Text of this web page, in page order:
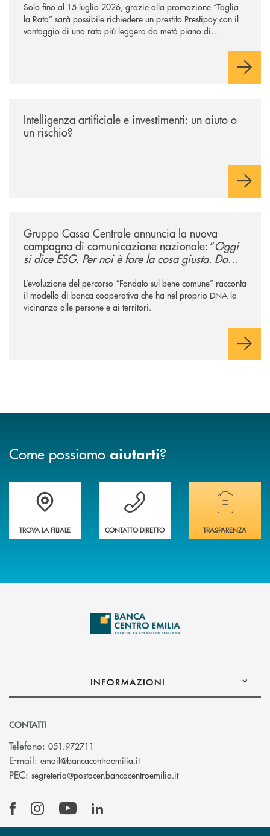
Solo fino al 15 luglio 2026, grazie alla promozione “Taglia
la Rata” sarà possibile richiedere un prestito Prestipay con il
vantaggio di una rata più leggera da metà piano di
Intelligenza artificiale e investimenti: un aiuto o
un rischio?
Gruppo Cassa Centrale annuncia la nuova
campagna di comunicazione nazionale: “Oggi
si dice ESG. Per noi è fare la cosa giusta. Da
L’evoluzione del percorso “Fondato sul bene comune” racconta
il modello di banca cooperativa che ha nel proprio DNA la
vicinanza alle persone e ai territori.
Come possiamo aiutarti?
Accedi all' elenco completo delle filiali
TROVA LA FILIALE
Vuoi avere maggiori informazioni sulla
CONTATTO DIRETTO
Hai bisogno di
TRASPARENZA
INFORMAZIONI
CONTATTI
Telefono: 051.972711
E-mail: email@bancacentroemilia.it(si apre l’app di posta
PEC: segreteria@postacer.bancacentroemilia.it(si apre l’app di